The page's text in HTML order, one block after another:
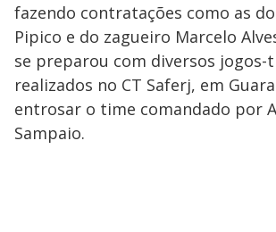
fazendo contratações como as
Pipico e do zagueiro Marcelo
se preparou com diversos jogos-
realizados no CT Saferj, em
entrosar o time comandado por
Sampaio.